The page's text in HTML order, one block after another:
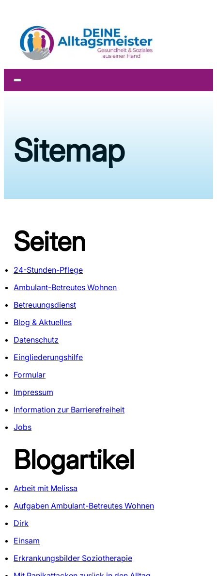
Sitemap
Seiten
24-Stunden-Pflege
Ambulant-Betreutes Wohnen
Betreuungsdienst
Blog & Aktuelles
Datenschutz
Eingliederungshilfe
Formular
Impressum
Information zur Barrierefreiheit
Jobs
Blogartikel
Arbeit mit Melissa
Aufgaben Ambulant-Betreutes Wohnen
Dirk
Einsam
Erkrankungsbilder Soziotherapie